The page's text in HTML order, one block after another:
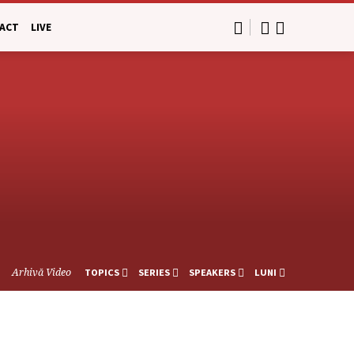
LIVE
Arhivă Video TOPICS SERIES SPEAKERS LUNI